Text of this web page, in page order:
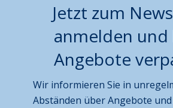
Jetzt zum
anmelden und
Angebote
Wir informieren Sie in
Abständen über Angebote